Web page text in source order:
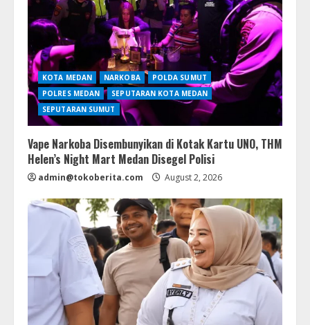
KOTA MEDAN NARKOBA
POLDA SUMUT
POLRES MEDAN
SEPUTARAN KOTA MEDAN
SEPUTARAN SUMUT
Vape Narkoba Disembunyikan di Kotak Kartu UNO, THM
Helen’s Night Mart Medan Disegel Polisi
admin@tokoberita.com August 2, 2026